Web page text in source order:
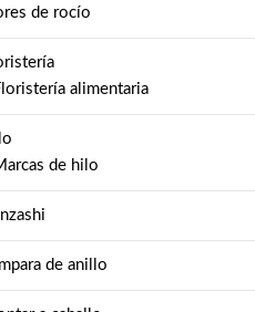
de rocío
alimentaria
de hilo
de anillo